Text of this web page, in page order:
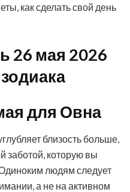
как сделать свой день
26 мая 2026
для Овна
близость больше,
заботой, которую вы
людям следует
а не на активном